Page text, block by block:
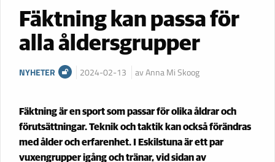
Fäktning kan passa för
alla åldersgrupper
NYHETER 2024-02-13 av Anna Mi Skoog
Fäktning är en sport som passar för olika åldrar och
förutsättningar. Teknik och taktik kan också förändras
med ålder och erfarenhet. I Eskilstuna är ett par
vuxengrupper igång och tränar, vid sidan av